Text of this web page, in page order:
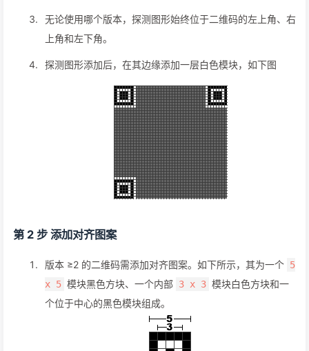
无论使用哪个版本，探测图形始终位于二维码的左上角、右
上角和左下角。
探测图形添加后，在其边缘添加一层白色模块，如下图
第 2 步 添加对齐图案
版本 ≥2 的二维码需添加对齐图案。如下所示，其为一个 5
x 5 模块黑色方块、一个内部 3 x 3 模块白色方块和一
个位于中心的黑色模块组成。